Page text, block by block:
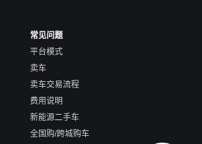
常见问题
平台模式
卖车
卖车交易流程
费用说明
新能源二手车
全国购/跨城购车